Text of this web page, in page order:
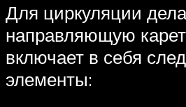
Для циркуляции
направляющую
включает в себя
элементы: